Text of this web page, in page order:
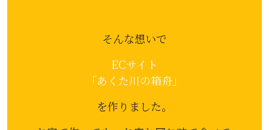
そんな想いで
ECサイト
「あくた川の箱舟」
を作りました。